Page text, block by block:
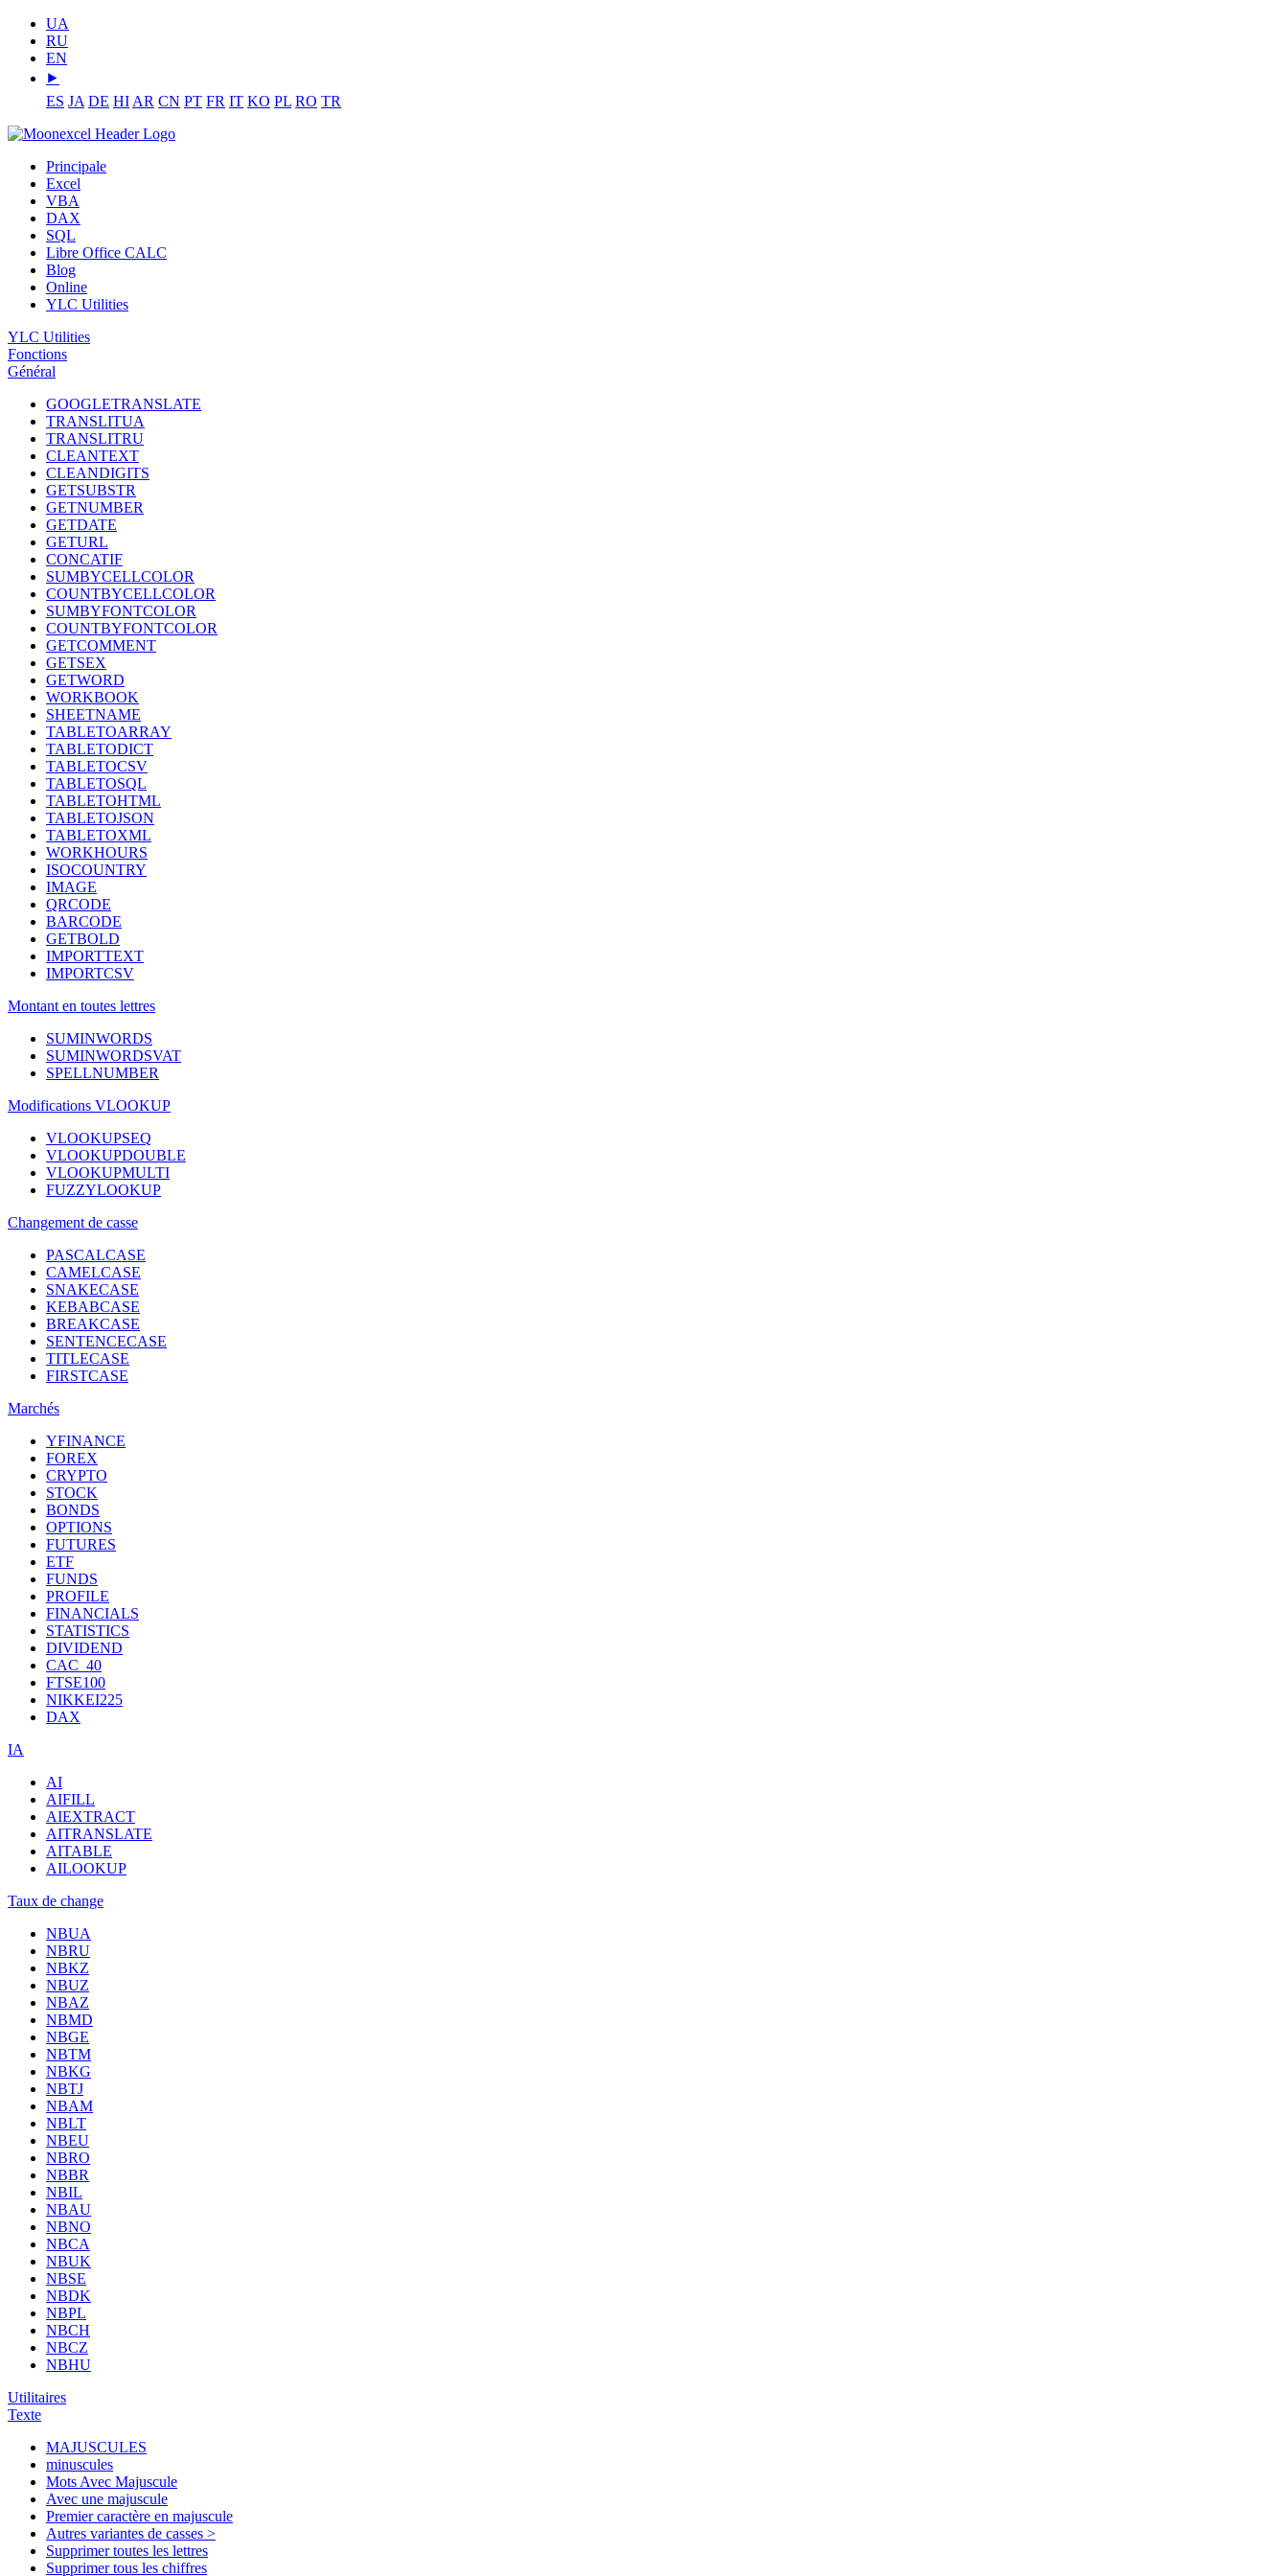
UA
RU
EN
⯈
ES JA DE HI AR CN PT FR IT KO PL RO TR
Principale
Excel
VBA
DAX
SQL
Libre Office CALC
Blog
Online
YLC Utilities
YLC Utilities
Fonctions
Général
GOOGLETRANSLATE
TRANSLITUA
TRANSLITRU
CLEANTEXT
CLEANDIGITS
GETSUBSTR
GETNUMBER
GETDATE
GETURL
CONCATIF
SUMBYCELLCOLOR
COUNTBYCELLCOLOR
SUMBYFONTCOLOR
COUNTBYFONTCOLOR
GETCOMMENT
GETSEX
GETWORD
WORKBOOK
SHEETNAME
TABLETOARRAY
TABLETODICT
TABLETOCSV
TABLETOSQL
TABLETOHTML
TABLETOJSON
TABLETOXML
WORKHOURS
ISOCOUNTRY
IMAGE
QRCODE
BARCODE
GETBOLD
IMPORTTEXT
IMPORTCSV
Montant en toutes lettres
SUMINWORDS
SUMINWORDSVAT
SPELLNUMBER
Modifications VLOOKUP
VLOOKUPSEQ
VLOOKUPDOUBLE
VLOOKUPMULTI
FUZZYLOOKUP
Changement de casse
PASCALCASE
CAMELCASE
SNAKECASE
KEBABCASE
BREAKCASE
SENTENCECASE
TITLECASE
FIRSTCASE
Marchés
YFINANCE
FOREX
CRYPTO
STOCK
BONDS
OPTIONS
FUTURES
ETF
FUNDS
PROFILE
FINANCIALS
STATISTICS
DIVIDEND
CAC_40
FTSE100
NIKKEI225
DAX
IA
AI
AIFILL
AIEXTRACT
AITRANSLATE
AITABLE
AILOOKUP
Taux de change
NBUA
NBRU
NBKZ
NBUZ
NBAZ
NBMD
NBGE
NBTM
NBKG
NBTJ
NBAM
NBLT
NBEU
NBRO
NBBR
NBIL
NBAU
NBNO
NBCA
NBUK
NBSE
NBDK
NBPL
NBCH
NBCZ
NBHU
Utilitaires
Texte
MAJUSCULES
minuscules
Mots Avec Majuscule
Avec une majuscule
Premier caractère en majuscule
Autres variantes de casses >
Supprimer toutes les lettres
Supprimer tous les chiffres